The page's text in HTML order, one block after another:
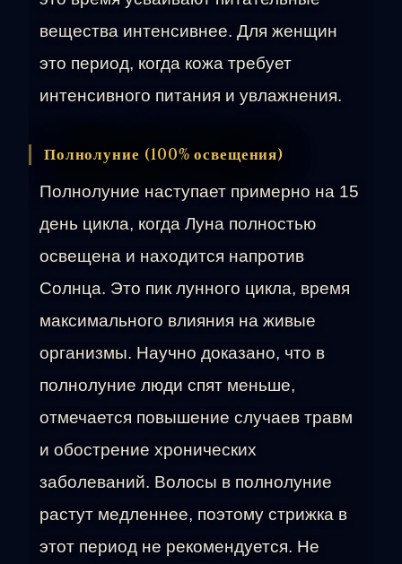
вещества интенсивнее. Для женщин
это период, когда кожа требует
интенсивного питания и увлажнения.
Полнолуние (100% освещения)
Полнолуние наступает примерно на 15
день цикла, когда Луна полностью
освещена и находится напротив
Солнца. Это пик лунного цикла, время
максимального влияния на живые
организмы. Научно доказано, что в
полнолуние люди спят меньше,
отмечается повышение случаев травм
и обострение хронических
заболеваний. Волосы в полнолуние
растут медленнее, поэтому стрижка в
этот период не рекомендуется. Не